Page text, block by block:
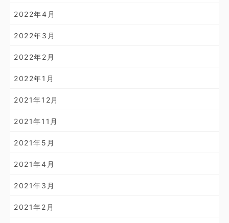
2022年4月
2022年3月
2022年2月
2022年1月
2021年12月
2021年11月
2021年5月
2021年4月
2021年3月
2021年2月